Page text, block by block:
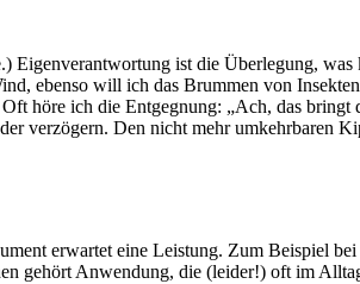
Eigenverantwortung ist die Überlegung, was
ebenso will ich das Brummen von
höre ich die Entgegnung: „Ach, das bringt
verzögern. Den nicht mehr umkehrbaren
erwartet eine Leistung. Zum Beispiel bei
gehört Anwendung, die (leider!) oft im